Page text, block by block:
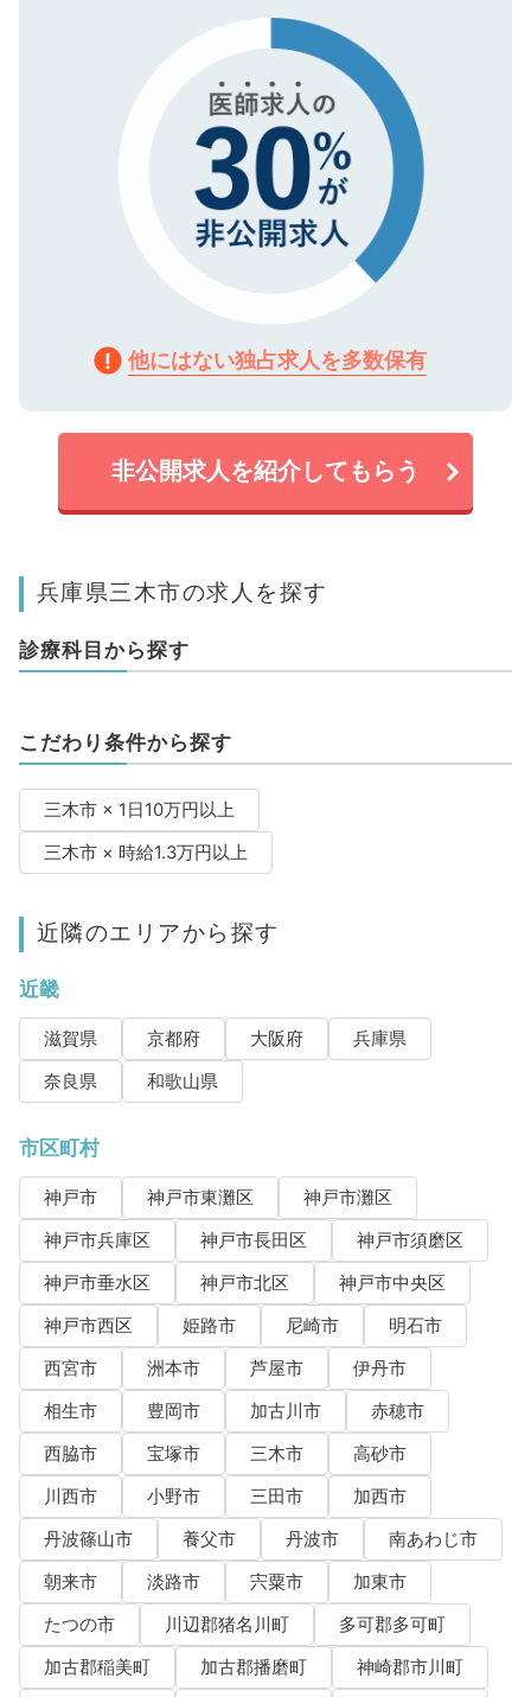
で、機密保持に関してもご安心ください。
他にはない独占求人を多数保有
非公開求人を紹介してもらう
兵庫県三木市の求人を探す
診療科目から探す
こだわり条件から探す
三木市 × 1日10万円以上
三木市 × 時給1.3万円以上
近隣のエリアから探す
近畿
滋賀県 京都府 大阪府
兵庫県
奈良県
和歌山県
市区町村
神戸市 神戸市東灘区
神戸市灘区
神戸市兵庫区
神戸市長田区
神戸市須磨区
神戸市垂水区
神戸市北区
神戸市中央区
神戸市西区
姫路市 尼崎市
明石市
西宮市
洲本市 芦屋市
伊丹市
相生市
豊岡市 加古川市
赤穂市
西脇市
宝塚市 三木市
高砂市
川西市
小野市 三田市
加西市
丹波篠山市
養父市 丹波市
南あわじ市
朝来市
淡路市 宍粟市
加東市
たつの市
川辺郡猪名川町
多可郡多可町
加古郡稲美町
加古郡播磨町
神崎郡市川町